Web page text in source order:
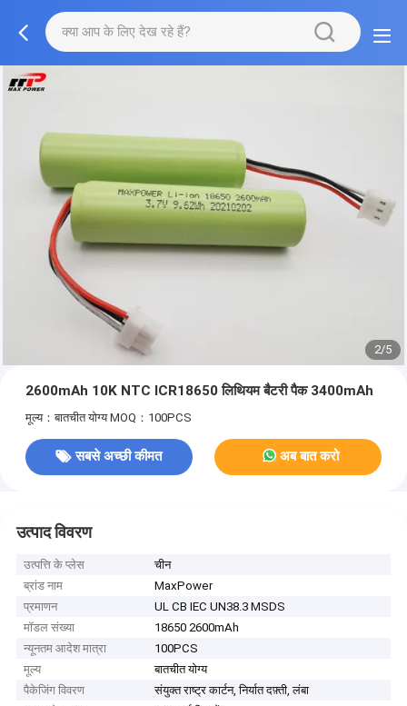
2/5
2600mAh 10K NTC ICR18650 लिथियम बैटरी पैक 3400mAh
मूल्य：बातचीत योग्य MOQ：100PCS
सबसे अच्छी कीमत अब बात करो
उत्पाद विवरण
उत्पत्ति के प्लेस
चीन
ब्रांड नाम
MaxPower
प्रमाणन
UL CB IEC UN38.3 MSDS
मॉडल संख्या
18650 2600mAh
न्यूनतम आदेश मात्रा
100PCS
मूल्य
बातचीत योग्य
पैकेजिंग विवरण
संयुक्त राष्ट्र कार्टन, निर्यात दफ़्ती, लंबा